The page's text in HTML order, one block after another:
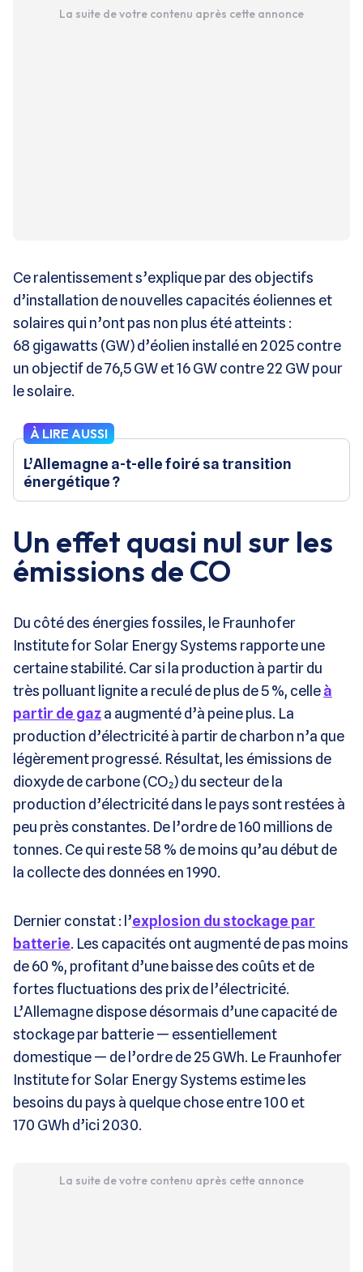
La suite de votre contenu après cette annonce
Ce ralentissement s’explique par des objectifs
d’installation de nouvelles capacités éoliennes et
solaires qui n’ont pas non plus été atteints :
68 gigawatts (GW) d’éolien installé en 2025 contre
un objectif de 76,5 GW et 16 GW contre 22 GW pour
le solaire.
À LIRE AUSSI
L’Allemagne a-t-elle foiré sa transition
énergétique ?
Un effet quasi nul sur les
émissions de CO
Du côté des énergies fossiles, le Fraunhofer
Institute for Solar Energy Systems rapporte une
certaine stabilité. Car si la production à partir du
très polluant lignite a reculé de plus de 5 %, celleà
partir de gaza augmenté d’à peine plus. La
production d’électricité à partir de charbon n’a que
légèrement progressé. Résultat, les émissions de
dioxyde de carbone (CO₂) du secteur de la
production d’électricité dans le pays sont restées à
peu près constantes. De l’ordre de 160 millions de
tonnes. Ce qui reste 58 % de moins qu’au début de
la collecte des données en 1990.
Dernier constat : l’explosion du stockage par
batterie. Les capacités ont augmenté de pas moins
de 60 %, profitant d’une baisse des coûts et de
fortes fluctuations des prix de l’électricité.
L’Allemagne dispose désormais d’une capacité de
stockage par batterie — essentiellement
domestique — de l’ordre de 25 GWh. Le Fraunhofer
Institute for Solar Energy Systems estime les
besoins du pays à quelque chose entre 100 et
170 GWh d’ici 2030.
La suite de votre contenu après cette annonce